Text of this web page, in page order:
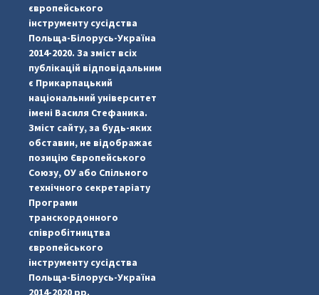
#PipIvanToday
європейського
інструменту сусідства
Польща-Білорусь-Україна
2014-2020. За зміст всіх
публікацій відповідальним
є Прикарпацький
національний університет
імені Василя Стефаника.
Зміст сайту, за будь-яких
обставин, не відображає
позицію Європейського
Союзу, ОУ або Спільного
технічного секретаріату
Програми
транскордонного
співробітництва
європейського
інструменту сусідства
Польща-Білорусь-Україна
2014-2020 рр.